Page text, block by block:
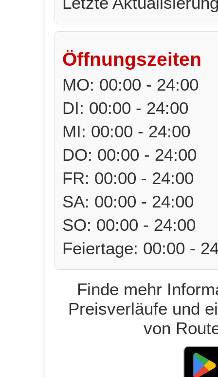
Öffnungszeiten
MO: 00:00 - 24:00
DI: 00:00 - 24:00
MI: 00:00 - 24:00
DO: 00:00 - 24:00
FR: 00:00 - 24:00
SA: 00:00 - 24:00
SO: 00:00 - 24:00
Feiertage: 00:00 -
Finde mehr
Preisverläufe und
von